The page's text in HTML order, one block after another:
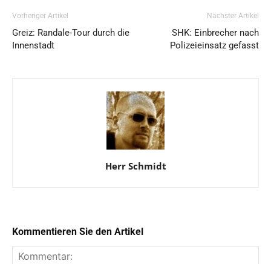
Vorheriger Artikel
Greiz: Randale-Tour durch die
Innenstadt
Nächster Artikel
SHK: Einbrecher nach
Polizeieinsatz gefasst
Herr Schmidt
Kommentieren Sie den Artikel